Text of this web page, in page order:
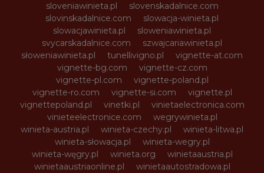
sloveniawinieta.pl
slovenskadalnice.com
slovinskadalnice.com
slowacja-winieta.pl
slowacjawinieta.pl
sloweniawinieta.pl
svycarskadalnice.com
szwajcariawinieta.pl
słoweniawinieta.pl
tunellivigno.pl
vignette-at.com
vignette-bg.com
vignette-cz.com
vignette-pl.com
vignette-poland.pl
vignette-ro.com
vignette-si.com
vignette.pl
vignettepoland.pl
vinetki.pl
vinietaelectronica.com
vinieteelectronice.com
wegrywinieta.pl
winieta-austria.pl
winieta-czechy.pl
winieta-litwa.pl
winieta-słowacja.pl
winieta-wegry.pl
winieta-węgry.pl
winieta.org
winietaaustria.pl
winietaaustriaonline.pl
winietaautostradowa.pl